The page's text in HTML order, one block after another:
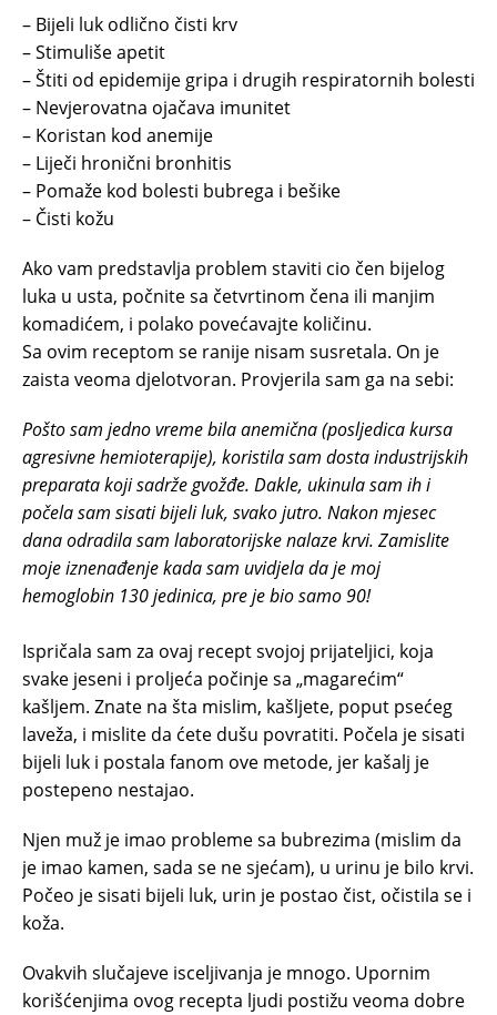
– Bijeli luk odlično čisti krv
– Stimuliše apetit
– Štiti od epidemije gripa i drugih respiratornih bolesti
– Nevjerovatna ojačava imunitet
– Koristan kod anemije
– Liječi hronični bronhitis
– Pomaže kod bolesti bubrega i bešike
– Čisti kožu
Ako vam predstavlja problem staviti cio čen bijelog
luka u usta, počnite sa četvrtinom čena ili manjim
komadićem, i polako povećavajte količinu.
Sa ovim receptom se ranije nisam susretala. On je
zaista veoma djelotvoran. Provjerila sam ga na sebi:
Pošto sam jedno vreme bila anemična (posljedica kursa
agresivne hemioterapije), koristila sam dosta industrijskih
preparata koji sadrže gvožđe. Dakle, ukinula sam ih i
počela sam sisati bijeli luk, svako jutro. Nakon mjesec
dana odradila sam laboratorijske nalaze krvi. Zamislite
moje iznenađenje kada sam uvidjela da je moj
hemoglobin 130 jedinica, pre je bio samo 90!
Ispričala sam za ovaj recept svojoj prijateljici, koja
svake jeseni i proljeća počinje sa „magarećim“
kašljem. Znate na šta mislim, kašljete, poput psećeg
laveža, i mislite da ćete dušu povratiti. Počela je sisati
bijeli luk i postala fanom ove metode, jer kašalj je
postepeno nestajao.
Njen muž je imao probleme sa bubrezima (mislim da
je imao kamen, sada se ne sjećam), u urinu je bilo krvi.
Počeo je sisati bijeli luk, urin je postao čist, očistila se i
koža.
Ovakvih slučajeve isceljivanja je mnogo. Upornim
korišćenjima ovog recepta ljudi postižu veoma dobre